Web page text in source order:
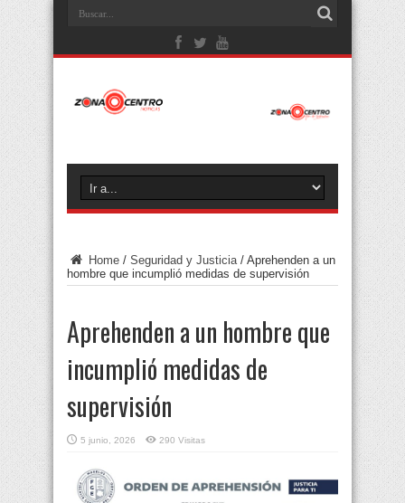
Home / Seguridad y Justicia / Aprehenden a un
hombre que incumplió medidas de supervisión
Aprehenden a un hombre que
incumplió medidas de
supervisión
5 junio, 2026 290 Visitas